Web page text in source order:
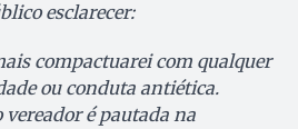
esclarecer:
compactuarei com qualquer
ou conduta antiética.
é pautada na